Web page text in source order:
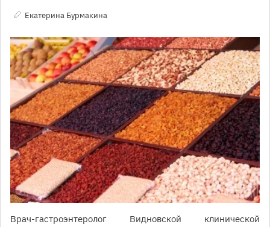
Екатерина Бурмакина
Врач-гастроэнтеролог Видновской клинической